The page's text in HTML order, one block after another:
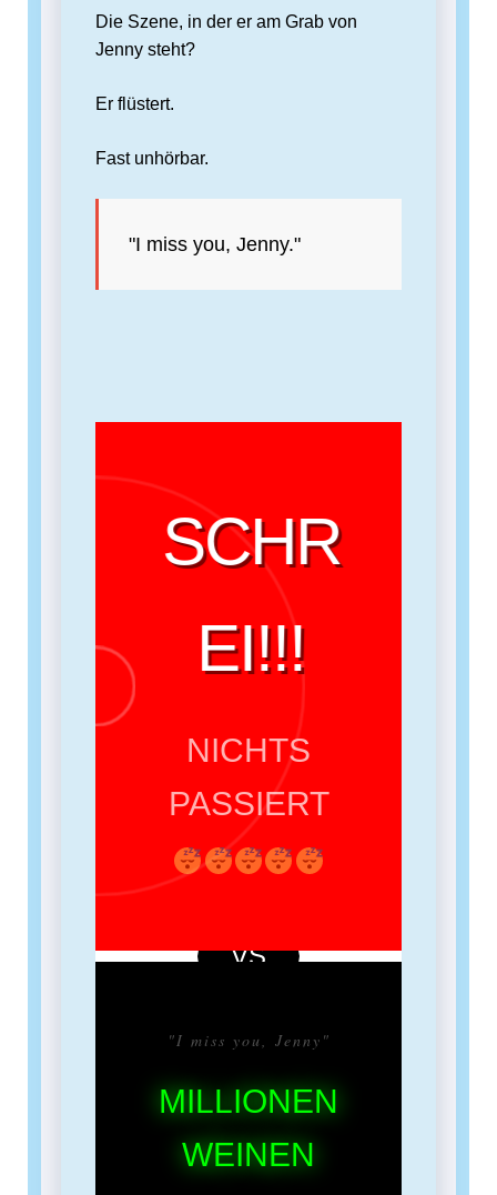
Die Szene, in der er am Grab von
Jenny steht?
Er flüstert.
Fast unhörbar.
"I miss you, Jenny."
SCHR
EI!!!
NICHTS
PASSIERT
"I miss you, Jenny"
MILLIONEN
WEINEN